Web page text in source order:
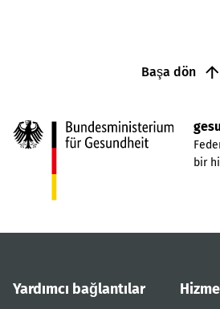
Başa dön
bir
Yardımcı bağlantılar